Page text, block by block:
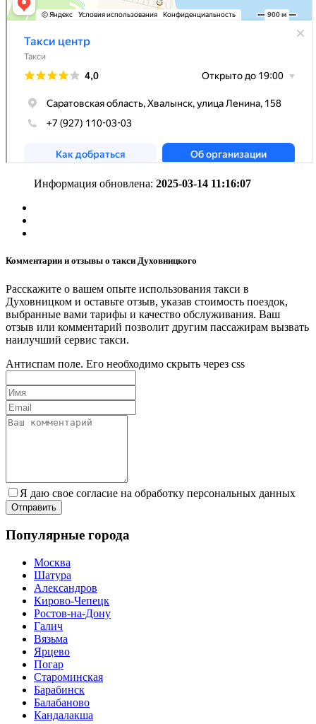
Информация обновлена: 2025-03-14 11:16:07
Комментарии и отзывы о такси Духовницкого
Расскажите о вашем опыте использования такси в
Духовницком и оставьте отзыв, указав стоимость поездок,
выбранные вами тарифы и качество обслуживания. Ваш
отзыв или комментарий позволит другим пассажирам вызвать
наилучший сервис такси.
Антиспам поле. Его необходимо скрыть через css
Я даю свое согласие на обработку персональных данных
Популярные города
Москва
Шатура
Александров
Кирово-Чепецк
Ростов-на-Дону
Галич
Вязьма
Ярцево
Погар
Староминская
Барабинск
Балабаново
Кандалакша